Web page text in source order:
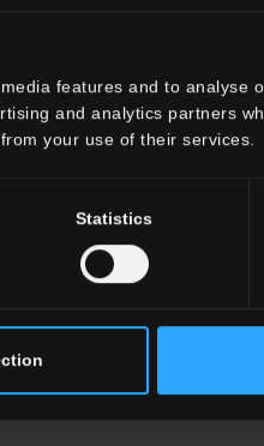
features and to analyse
and analytics partners
your use of their services.
Statistics